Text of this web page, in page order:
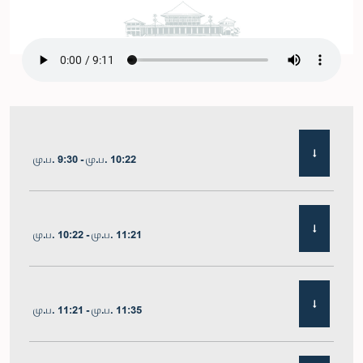
மு.ப. 9:30 - மு.ப. 10:22
மு.ப. 10:22 - மு.ப. 11:21
மு.ப. 11:21 - மு.ப. 11:35